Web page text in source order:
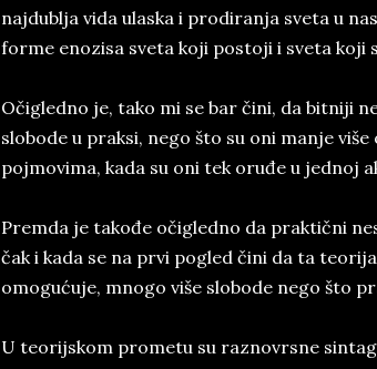
najdublja vida ulaska i prodiranja sveta u
forme enozisa sveta koji postoji i sveta koji
Očigledno je, tako mi se bar čini, da bitniji
slobode u praksi, nego što su oni manje
pojmovima, kada su oni tek oruđe u jednoj
Premda je takođe očigledno da praktični
čak i kada se na prvi pogled čini da ta
omogućuje, mnogo više slobode nego što
U teorijskom prometu su raznovrsne